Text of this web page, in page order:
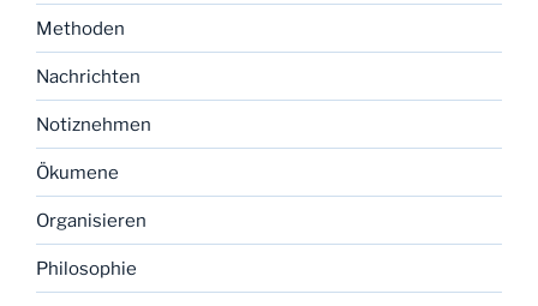
Methoden
Nachrichten
Notiznehmen
Ökumene
Organisieren
Philosophie